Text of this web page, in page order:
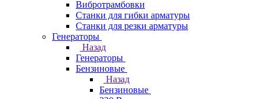
Вибротрамбовки
Станки для гибки арматуры
Станки для резки арматуры
Генераторы
Назад
Генераторы
Бензиновые
Назад
Бензиновые